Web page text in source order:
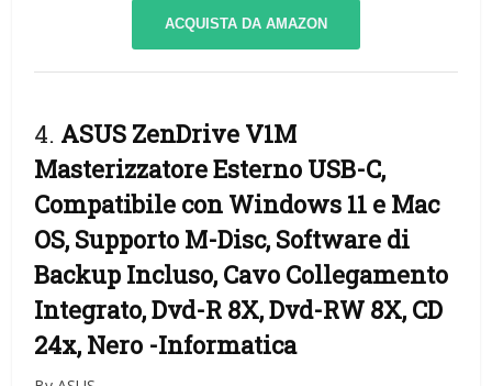
ACQUISTA DA AMAZON
4. ASUS ZenDrive V1M
Masterizzatore Esterno USB-C,
Compatibile con Windows 11 e Mac
OS, Supporto M-Disc, Software di
Backup Incluso, Cavo Collegamento
Integrato, Dvd-R 8X, Dvd-RW 8X, CD
24x, Nero -Informatica